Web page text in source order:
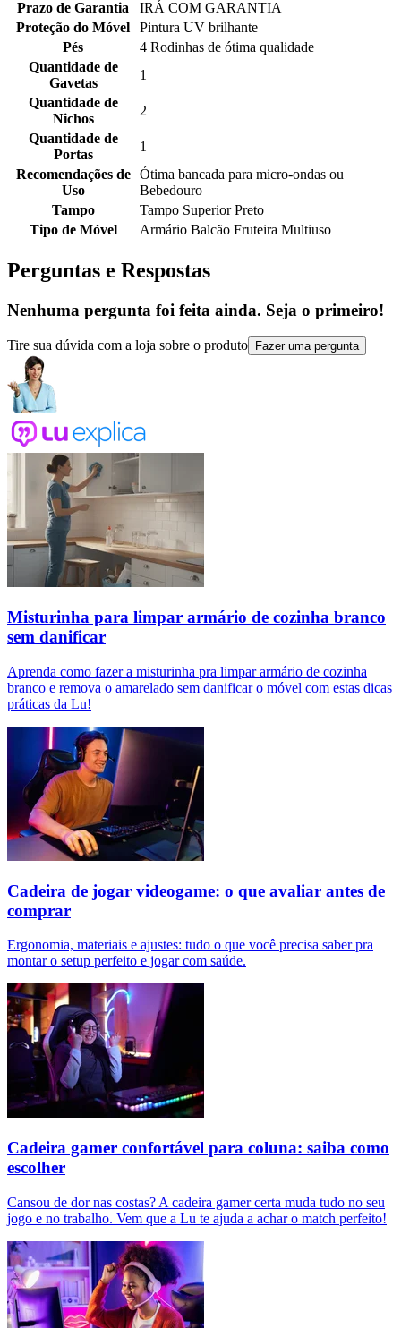
Prazo de Garantia
IRÁ COM GARANTIA
Proteção do Móvel
Pintura UV brilhante
Pés
4 Rodinhas de ótima qualidade
Quantidade de
Gavetas
1
Quantidade de
Nichos
2
Quantidade de
Portas
1
Recomendações de
Uso
Ótima bancada para micro-ondas ou
Bebedouro
Tampo
Tampo Superior Preto
Tipo de Móvel
Armário Balcão Fruteira Multiuso
Perguntas e Respostas
Nenhuma pergunta foi feita ainda. Seja o primeiro!
Tire sua dúvida com a loja sobre o produto Fazer uma pergunta
Misturinha para limpar armário de cozinha branco
sem danificar
Aprenda como fazer a misturinha pra limpar armário de cozinha
branco e remova o amarelado sem danificar o móvel com estas dicas
práticas da Lu!
Cadeira de jogar videogame: o que avaliar antes de
comprar
Ergonomia, materiais e ajustes: tudo o que você precisa saber pra
montar o setup perfeito e jogar com saúde.
Cadeira gamer confortável para coluna: saiba como
escolher
Cansou de dor nas costas? A cadeira gamer certa muda tudo no seu
jogo e no trabalho. Vem que a Lu te ajuda a achar o match perfeito!